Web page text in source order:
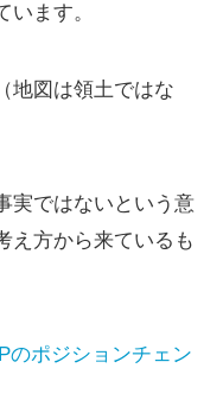
います。
地図は領土ではな
実ではないという意
え方から来ているも
のポジションチェン